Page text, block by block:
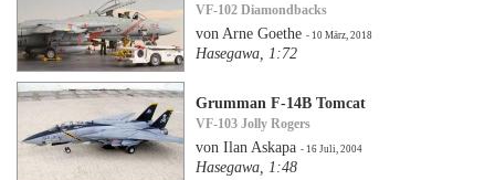
VF-102 Diamondbacks
von Arne Goethe- 10 März, 2018
Hasegawa, 1:72
Grumman F-14B Tomcat
VF-103 Jolly Rogers
von Ilan Askapa- 16 Juli, 2004
Hasegawa, 1:48